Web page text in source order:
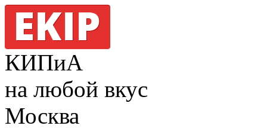
КИПиА
на любой вкус
Москва